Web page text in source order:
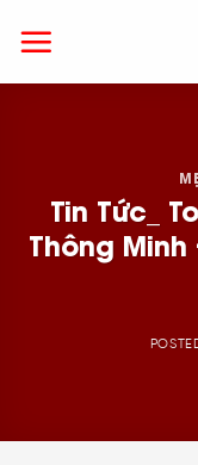
Tin Tức_
Thông